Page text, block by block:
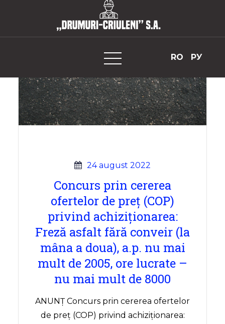
content
РУ
RO
„Drumuri-Criuleni” S.A.
24 august 2022
Concurs prin cererea
ofertelor de preț (COP)
privind achiziționarea:
Freză asfalt fără conveir (la
mâna a doua), a.p. nu mai
mult de 2005, ore lucrate –
nu mai mult de 8000
ANUNȚ Concurs prin cererea ofertelor
de preț (COP) privind achiziționarea: